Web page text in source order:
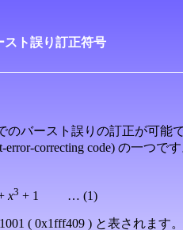
スト誤り訂正符号
バースト誤りの訂正が可能で
correcting code) の一つです
x3 + 1 … (1)
( 0x1fff409 ) と表されます。